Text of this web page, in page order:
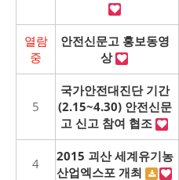
열람
중
안전신문고 홍보동영
상
5
국가안전대진단 기간
(2.15~4.30) 안전신문
고 신고 참여 협조
4
2015 괴산 세계유기농
산업엑스포 개최